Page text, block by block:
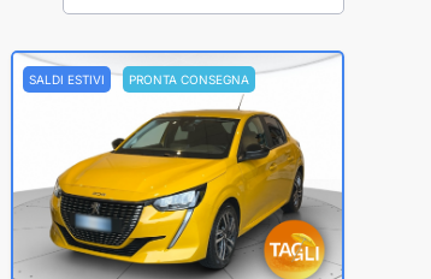
SALDI ESTIVI PRONTA CONSEGNA